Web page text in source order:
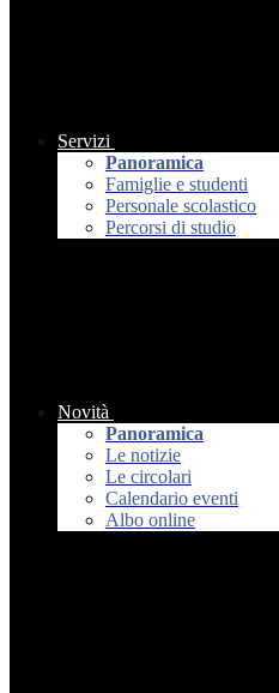
Servizi
Panoramica
Famiglie e studenti
Personale scolastico
Percorsi di studio
Novità
Panoramica
Le notizie
Le circolari
Calendario eventi
Albo online